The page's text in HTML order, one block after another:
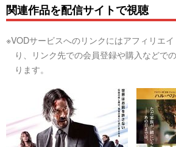
関連作品を配信サイトで視聴
※VODサービスへのリンクにはアフィリエ
り、リンク先での会員登録や購入などで
ります。